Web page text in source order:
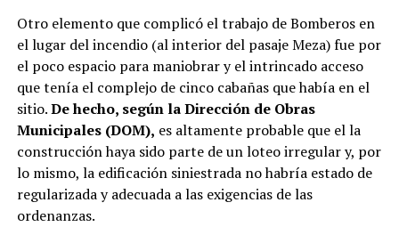
Otro elemento que complicó el trabajo de Bomberos en
el lugar del incendio (al interior del pasaje Meza) fue por
el poco espacio para maniobrar y el intrincado acceso
que tenía el complejo de cinco cabañas que había en el
sitio.De hecho, según la Dirección de Obras
Municipales (DOM), es altamente probable que el la
construcción haya sido parte de un loteo irregular y, por
lo mismo, la edificación siniestrada no habría estado de
regularizada y adecuada a las exigencias de las
ordenanzas.